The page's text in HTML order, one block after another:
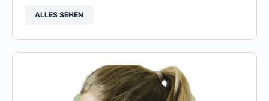
ALLES SEHEN